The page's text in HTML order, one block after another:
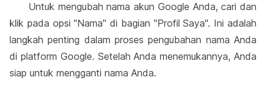
Untuk mengubah nama akun Google Anda, cari dan
klik pada opsi "Nama" di bagian "Profil Saya". Ini adalah
langkah penting dalam proses pengubahan nama Anda
di platform Google. Setelah Anda menemukannya, Anda
siap untuk mengganti nama Anda.